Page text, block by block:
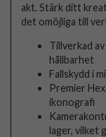
akt. Stärk ditt
det omöjliga till
Tillverkad
hållbarhet
Fallskydd i
Premier
ikonografi
lager, vilket